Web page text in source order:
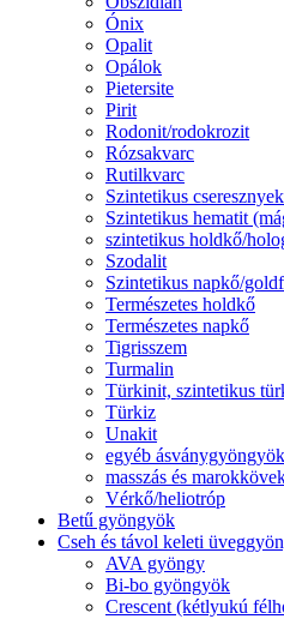
Ónix
Opalit
Opálok
Pietersite
Pirit
Rodonit/rodokrozit
Rózsakvarc
Rutilkvarc
Szintetikus
Szintetikus hematit
szintetikus holdkő/
Szodalit
Szintetikus napkő/
Természetes holdkő
Természetes napkő
Tigrisszem
Turmalin
Türkinit, szintetikus
Türkiz
Unakit
egyéb ásványgyöngyök
masszás és
Vérkő/heliotróp
Betű gyöngyök
Cseh és távol keleti
AVA gyöngy
Bi-bo gyöngyök
Crescent (kétlyukú